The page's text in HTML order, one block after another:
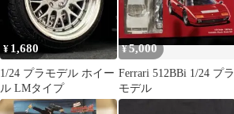
¥ 1,680
1/24 プラモデル ホイー
ル LMタイプ
¥5,000
Ferrari 512BBi 1/24 プラ
モデル